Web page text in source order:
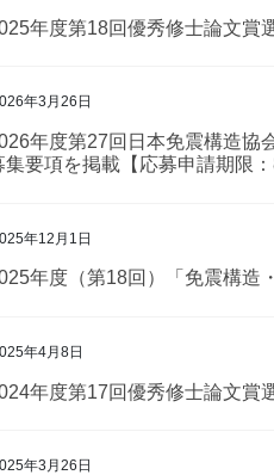
年度第18回優秀修士論文賞
年3月26日
年度第27回日本免震構造協
集要項を掲載【応募申請期限：
年12月1日
年度（第18回）「免震構造
年4月8日
年度第17回優秀修士論文賞
年3月26日